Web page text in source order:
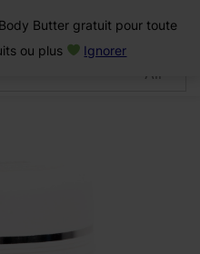
Butter gratuit pour toute
ou plus
Ignorer